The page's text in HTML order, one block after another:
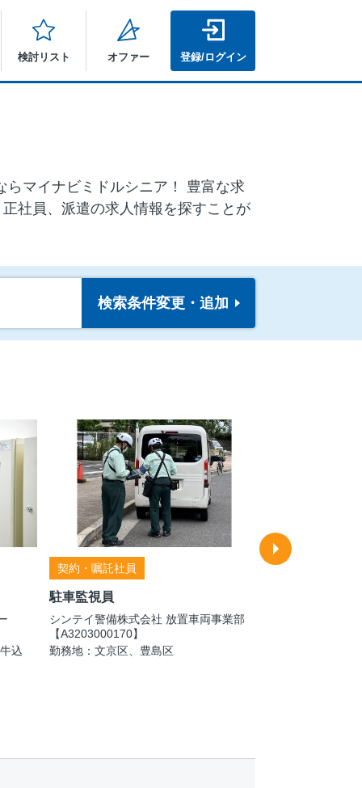
検討リスト オファー 登録/ログイン
マイナビミドルシニア！ 豊富な求
社員、派遣の求人情報を探すことが
検索条件変更・追加
込
契約・嘱託社員
駐車監視員
シンテイ警備株式会社 放置車両事業部
【A3203000170】
勤務地：文京区、豊島区
契約・嘱託社員